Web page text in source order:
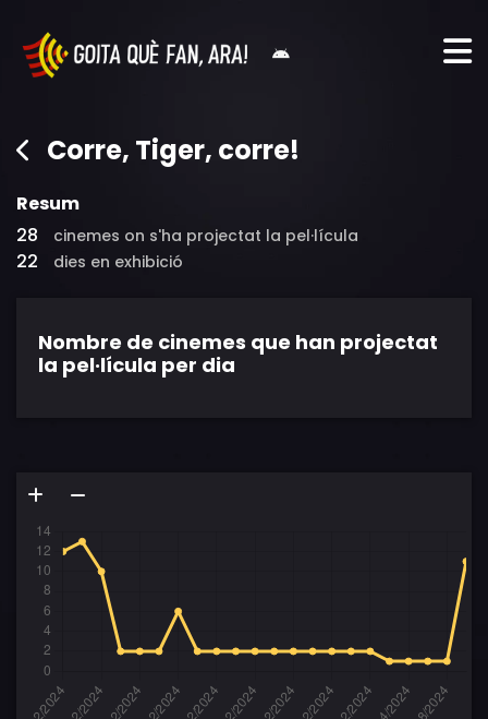
Corre, Tiger, corre!
Resum
28
cinemes on s'ha projectat la pel·lícula
22 dies en exhibició
Nombre de cinemes que han projectat
la pel·lícula per dia